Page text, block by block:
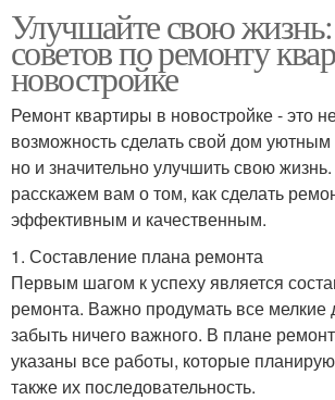
Улучшайте свою
советов по ремонту
новостройке
Ремонт квартиры в новостройке - это
возможность сделать свой дом
но и значительно улучшить свою
расскажем вам о том, как сделать
эффективным и качественным.
1. Составление плана ремонта
Первым шагом к успеху является
ремонта. Важно продумать все мелкие
забыть ничего важного. В плане
указаны все работы, которые
также их последовательность.